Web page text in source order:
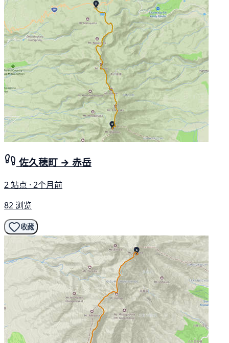
佐久穂町 → 赤岳
2 站点 · 2个月前
82 浏览
收藏